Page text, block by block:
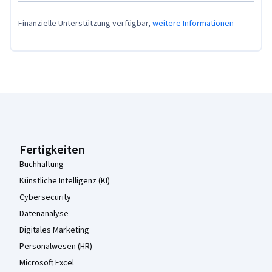
Finanzielle Unterstützung verfügbar, weitere Informationen
Fertigkeiten
Buchhaltung
Künstliche Intelligenz (KI)
Cybersecurity
Datenanalyse
Digitales Marketing
Personalwesen (HR)
Microsoft Excel